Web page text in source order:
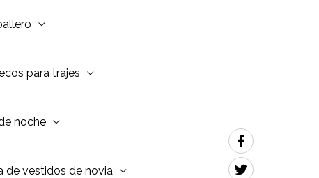
para trajes
noche
de vestidos de novia